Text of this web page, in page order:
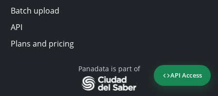
API Access
Batch upload
API
Plans and pricing
Panadata is part of